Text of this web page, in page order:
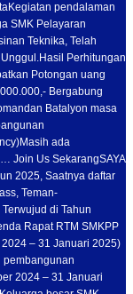
Kegiatan pendalaman
SMK Pelayaran
Teknika, Telah
Hasil Perhitungan
Potongan uang
Bergabung
Batalyon masa
Masih ada
Join Us SekarangSAYA
2025, Saatnya daftar
Teman-
di Tahun
Rapat RTM SMKPP
– 31 Januari 2025)
pembangunan
2024 – 31 Januari